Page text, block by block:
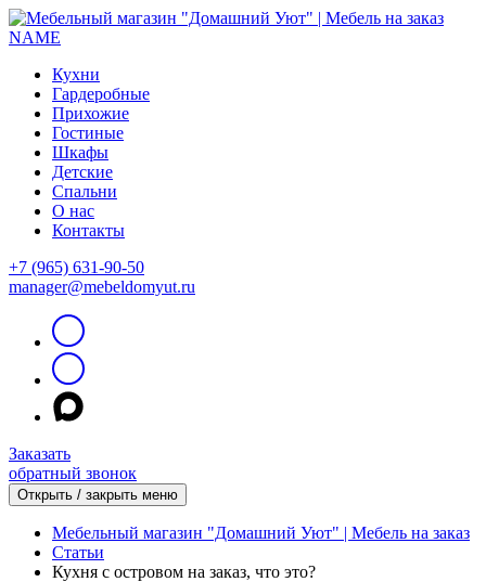
Кухни
Гардеробные
Прихожие
Гостиные
Шкафы
Детские
Спальни
О нас
Контакты
+7 (965) 631-90-50
manager@mebeldomyut.ru
Заказать
обратный звонок
Открыть / закрыть меню
Мебельный магазин "Домашний Уют" | Мебель на заказ
Статьи
Кухня с островом на заказ, что это?